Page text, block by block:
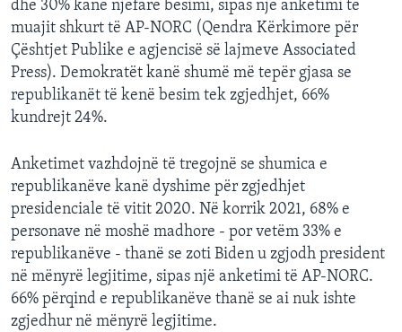
dhe 30% kanë njëfarë besimi, sipas një anketimi të
muajit shkurt të AP-NORC (Qendra Kërkimore për
Çështjet Publike e agjencisë së lajmeve Associated
Press). Demokratët kanë shumë më tepër gjasa se
republikanët të kenë besim tek zgjedhjet, 66%
kundrejt 24%.
Anketimet vazhdojnë të tregojnë se shumica e
republikanëve kanë dyshime për zgjedhjet
presidenciale të vitit 2020. Në korrik 2021, 68% e
personave në moshë madhore - por vetëm 33% e
republikanëve - thanë se zoti Biden u zgjodh president
në mënyrë legjitime, sipas një anketimi të AP-NORC.
66% përqind e republikanëve thanë se ai nuk ishte
zgjedhur në mënyrë legjitime.